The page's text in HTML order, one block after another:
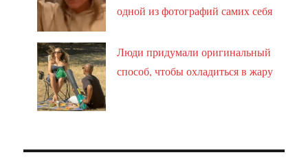
одной из фотографий самих себя
Люди придумали оригинальный
способ, чтобы охладиться в жару